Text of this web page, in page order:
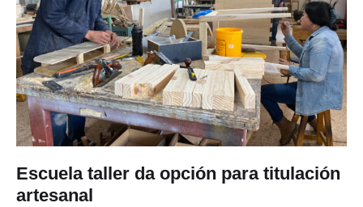
Escuela taller da opción para titulación
artesanal